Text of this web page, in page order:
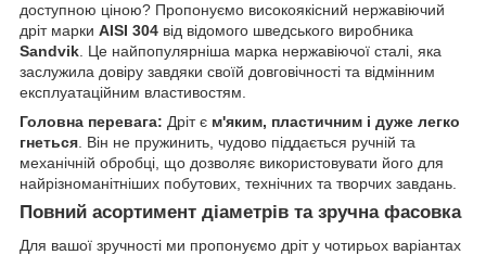
доступною ціною? Пропонуємо високоякісний нержавіючий
дріт марки AISI 304 від відомого шведського виробника
Sandvik . Це найпопулярніша марка нержавіючої сталі, яка
заслужила довіру завдяки своїй довговічності та відмінним
експлуатаційним властивостям.
Головна перевага: Дріт є м'яким, пластичним і дуже легко
гнеться . Він не пружинить, чудово піддається ручній та
механічній обробці, що дозволяє використовувати його для
найрізноманітніших побутових, технічних та творчих завдань.
Повний асортимент діаметрів та зручна фасовка
Для вашої зручності ми пропонуємо дріт у чотирьох варіантах